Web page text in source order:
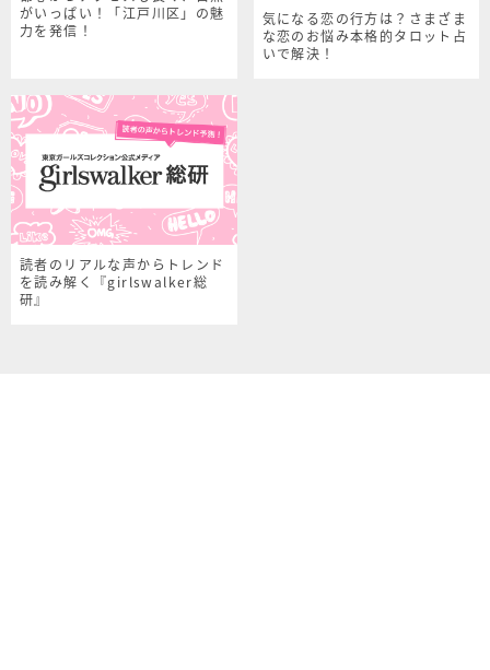
がいっぱい！「江戸川区」の魅
力を発信！
気になる恋の行方は？さまざま
な恋のお悩み本格的タロット占
いで解決！
読者のリアルな声からトレンド
を読み解く『girlswalker総
研』